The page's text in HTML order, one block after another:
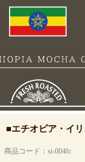
■エチオピア・イ
（中深
商品コード：st-004fc